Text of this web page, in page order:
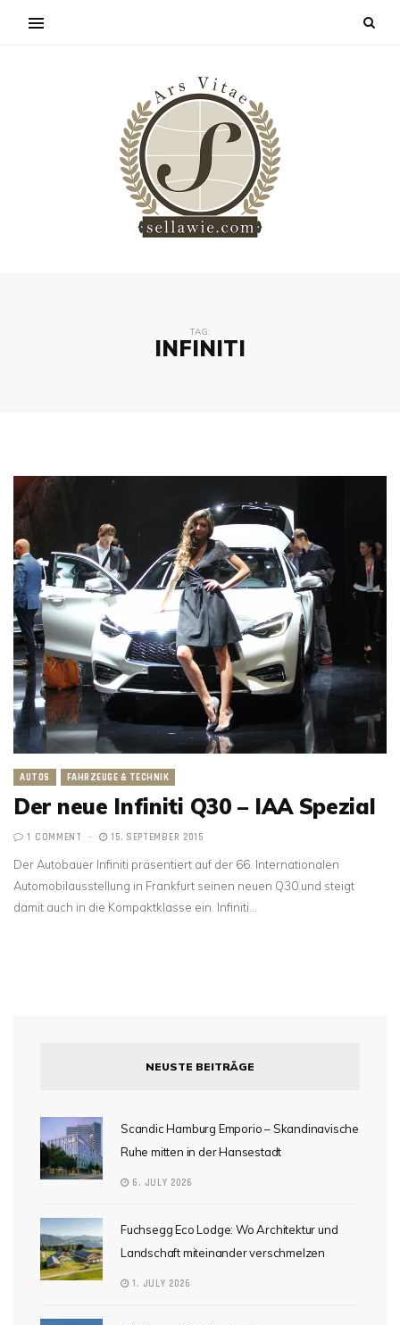
TAG:
INFINITI
AUTOS FAHRZEUGE & TECHNIK
Der neue Infiniti Q30 – IAA Spezial
1 COMMENT 15. SEPTEMBER 2015
Der Autobauer Infiniti präsentiert auf der 66. Internationalen
Automobilausstellung in Frankfurt seinen neuen Q30 und steigt
damit auch in die Kompaktklasse ein. Infiniti…
NEUSTE BEITRÄGE
Scandic Hamburg Emporio – Skandinavische
Ruhe mitten in der Hansestadt
6. JULY 2026
Fuchsegg Eco Lodge: Wo Architektur und
Landschaft miteinander verschmelzen
1. JULY 2026